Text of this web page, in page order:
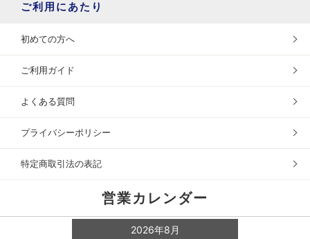
ご利用にあたり
初めての方へ
ご利用ガイド
よくある質問
プライバシーポリシー
特定商取引法の表記
営業カレンダー
2026年8月